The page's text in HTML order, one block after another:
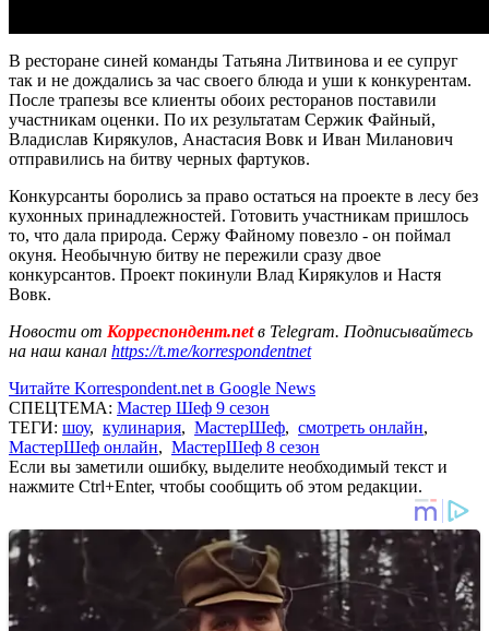
В ресторане синей команды Татьяна Литвинова и ее супруг
так и не дождались за час своего блюда и уши к конкурентам.
После трапезы все клиенты обоих ресторанов поставили
участникам оценки. По их результатам Сержик Файный,
Владислав Кирякулов, Анастасия Вовк и Иван Миланович
отправились на битву черных фартуков.
Конкурсанты боролись за право остаться на проекте в лесу без
кухонных принадлежностей. Готовить участникам пришлось
то, что дала природа. Сержу Файному повезло - он поймал
окуня. Необычную битву не пережили сразу двое
конкурсантов. Проект покинули Влад Кирякулов и Настя
Вовк.
Новости от Корреспондент.netв Telegram. Подписывайтесь
на наш канал https://t.me/korrespondentnet
Читайте Korrespondent.net в Google News
СПЕЦТЕМА: Мастер Шеф 9 сезон
ТЕГИ: шоу, кулинария, МастерШеф, смотреть онлайн,
МастерШеф онлайн, МастерШеф 8 сезон
Если вы заметили ошибку, выделите необходимый текст и
нажмите Ctrl+Enter, чтобы сообщить об этом редакции.